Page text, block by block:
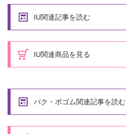
IU関連記事を読む
IU関連商品を見る
パク・ボゴム関連記事を読む